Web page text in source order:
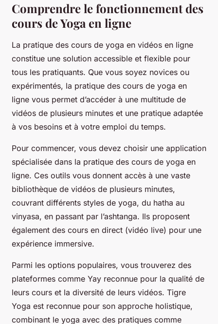
Comprendre le fonctionnement des
cours de Yoga en ligne
La pratique des cours de yoga en vidéos en ligne
constitue une solution accessible et flexible pour
tous les pratiquants. Que vous soyez novices ou
expérimentés, la pratique des cours de yoga en
ligne vous permet d’accéder à une multitude de
vidéos de plusieurs minutes et une pratique adaptée
à vos besoins et à votre emploi du temps.
Pour commencer, vous devez choisir une application
spécialisée dans la pratique des cours de yoga en
ligne. Ces outils vous donnent accès à une vaste
bibliothèque de vidéos de plusieurs minutes,
couvrant différents styles de yoga, du hatha au
vinyasa, en passant par l’ashtanga. Ils proposent
également des cours en direct (vidéo live) pour une
expérience immersive.
Parmi les options populaires, vous trouverez des
plateformes comme Yay reconnue pour la qualité de
leurs cours et la diversité de leurs vidéos. Tigre
Yoga est reconnue pour son approche holistique,
combinant le yoga avec des pratiques comme